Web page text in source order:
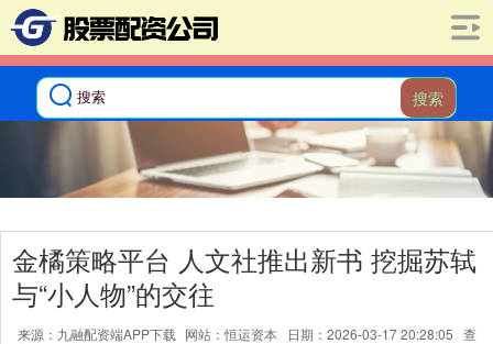
搜索
金橘策略平台 人文社推出新书 挖掘苏轼
与“小人物”的交往
来源：九融配资端APP下载 网站：恒运资本 日期：2026-03-17 20:28:05 查